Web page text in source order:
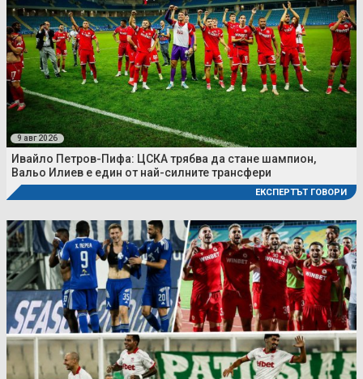
9 авг 2026
Ивайло Петров-Пифа: ЦСКА трябва да стане шампион,
Вальо Илиев е един от най-силните трансфери
ЕКСПЕРТЪТ ГОВОРИ